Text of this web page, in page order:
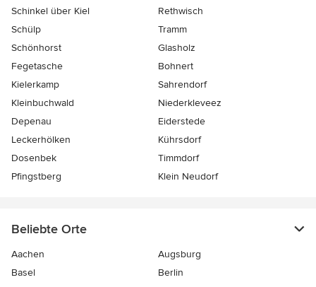
Schinkel über Kiel
Rethwisch
Schülp
Tramm
Schönhorst
Glasholz
Fegetasche
Bohnert
Kielerkamp
Sahrendorf
Kleinbuchwald
Niederkleveez
Depenau
Eiderstede
Leckerhölken
Kührsdorf
Dosenbek
Timmdorf
Pfingstberg
Klein Neudorf
Beliebte Orte
Aachen
Augsburg
Basel
Berlin